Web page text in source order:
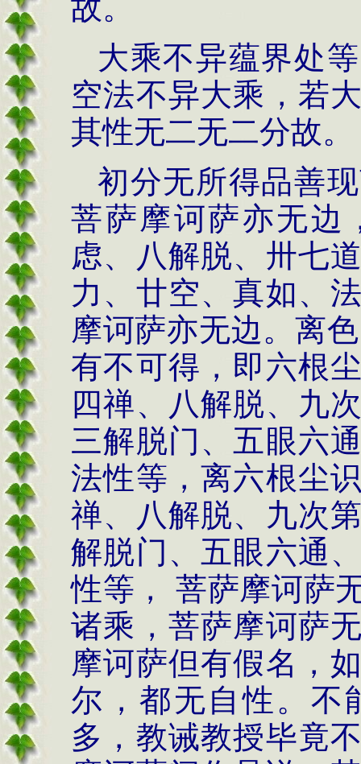
故。
大乘不异蕴界处
空法不异大乘，若
其性无二无二分故。
初分无所得品善
菩萨摩诃萨亦无边
虑、八解脱、卅七
力、廿空、真如、
摩诃萨亦无边。离
有不可得，即六根
四禅、八解脱、九
三解脱门、五眼六
法性等，离六根尘
禅、八解脱、九次
解脱门、五眼六通
性等， 菩萨摩诃萨
诸乘，菩萨摩诃萨
摩诃萨但有假名，
尔，都无自性。不
多，教诫教授毕竟